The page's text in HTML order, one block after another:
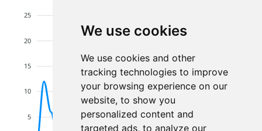
We use cookies
We use cookies and other
tracking technologies to improve
your browsing experience on our
website, to show you
personalized content and
targeted ads, to analyze our
25
20
15
10
5